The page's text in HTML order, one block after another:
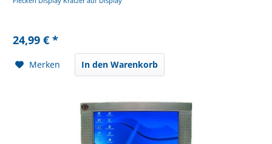
24,99 € *
Merken In den Warenkorb